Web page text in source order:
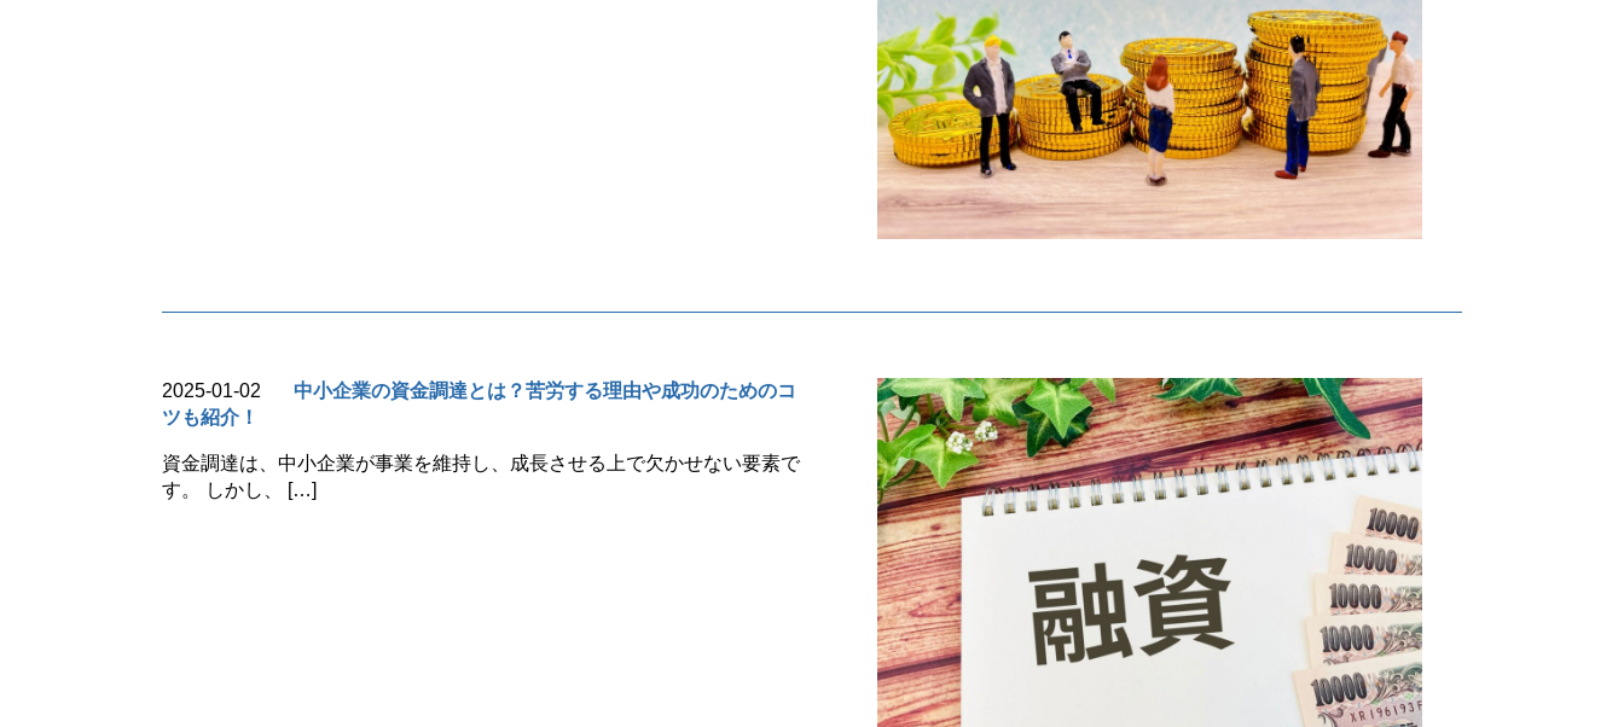
2025-01-02
中小企業の資金調達とは？苦労する理由や成功のためのコ
ツも紹介！
資金調達は、中小企業が事業を維持し、成長させる上で欠かせない要素で
す。 しかし、 […]